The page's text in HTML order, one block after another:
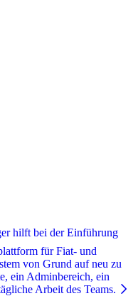
hilft bei der Einführung
für Fiat- und
von Grund auf neu zu
ein Adminbereich, ein
Arbeit des Teams.